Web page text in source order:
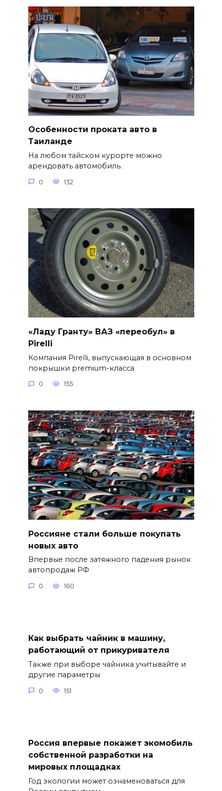
Особенности проката авто в
Таиланде
На любом тайском курорте можно
арендовать автомобиль.
0 132
«Ладу Гранту» ВАЗ «переобул» в
Pirelli
Компания Pirelli, выпускающая в основном
покрышки premium-класса
0 155
Россияне стали больше покупать
новых авто
Впервые после затяжного падения рынок
автопродаж РФ
0 160
Как выбрать чайник в машину,
работающий от прикуривателя
Также при выборе чайника учитывайте и
другие параметры
0 151
Россия впервые покажет экомобиль
собственной разработки на
мировых площадках
Год экологии может ознаменоваться для